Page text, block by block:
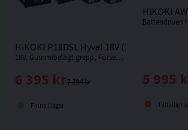
HiKOKI P18DSL Hyvel 18V (2x5,0Ah)
18V. Gummibelagt grepp, Försedd med skyddsklack för avställning och enkelt och snabbt byte av hyvelskär.
7 394 kr
6 395 kr
Finns i lager
HiKOKI
5 995
Tillfälligt